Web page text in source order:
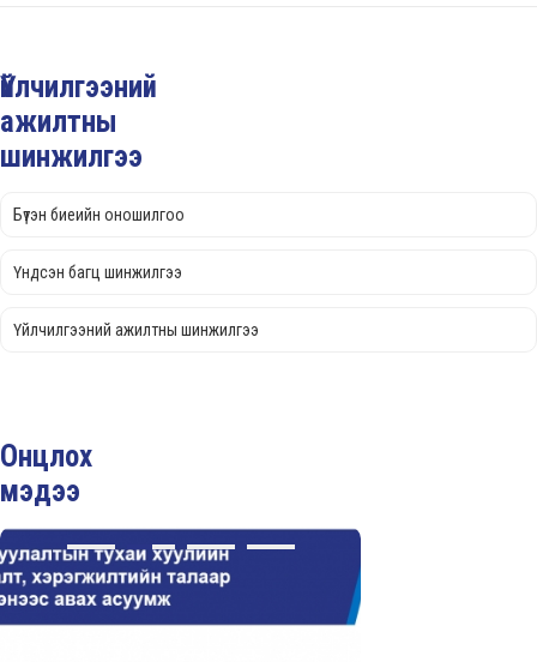
Үйлчилгээний
ажилтны
шинжилгээ
Бүтэн биеийн оношилгоо
Үндсэн багц шинжилгээ
Үйлчилгээний ажилтны шинжилгээ
Онцлох
мэдээ